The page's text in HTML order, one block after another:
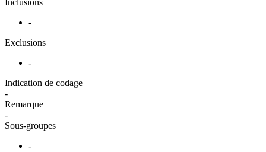
-
Exclusions
-
Indication de codage
-
Remarque
-
Sous-groupes
-